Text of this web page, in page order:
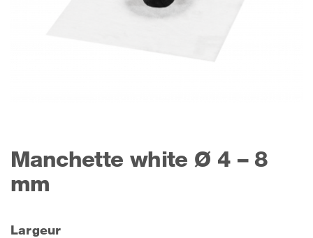
Manchette white Ø 4 – 8
mm
Largeur